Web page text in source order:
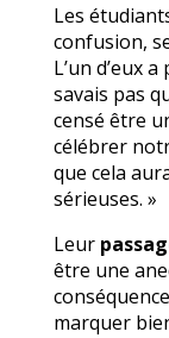
Les
confusion,
L’un d’eux
savais pas
censé être
célébrer
que cela
sérieuses. »
Leur
être une
marquer